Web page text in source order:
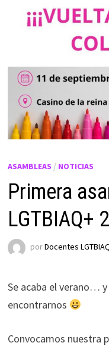
ASAMBLEAS / NOTICIAS
Primera
LGTBIAQ+
porDocentes
Se acaba el verano…
encontrarnos
Convocamos nuestra